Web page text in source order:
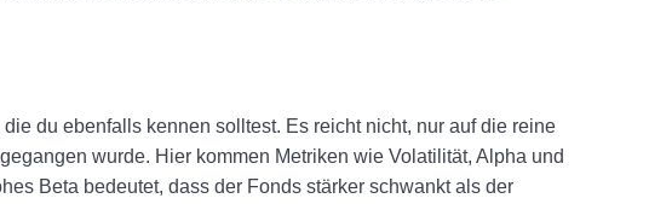
du ebenfalls kennen solltest. Es reicht nicht, nur auf die reine
wurde. Hier kommen Metriken wie Volatilität, Alpha und
Beta bedeutet, dass der Fonds stärker schwankt als der